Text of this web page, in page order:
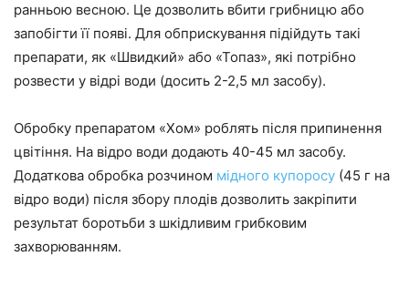
ранньою весною. Це дозволить вбити грибницю або
запобігти її появі. Для обприскування підійдуть такі
препарати, як «Швидкий» або «Топаз», які потрібно
розвести у відрі води (досить 2-2,5 мл засобу).
Обробку препаратом «Хом» роблять після припинення
цвітіння. На відро води додають 40-45 мл засобу.
Додаткова обробка розчином мідного купоросу (45 г на
відро води) після збору плодів дозволить закріпити
результат боротьби з шкідливим грибковим
захворюванням.